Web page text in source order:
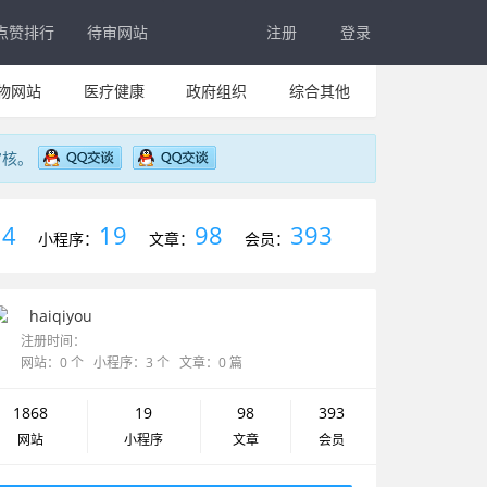
赞排行 待审网站 注册 登录
网站 医疗健康 政府组织 综合其他
。
4 小程序： 19 文章： 98 会员： 393
haiqiyou
注册时间：
网站：0 个 小程序：3 个 文章：0 篇
1868
网站
19
小程序
98
文章
393
会员